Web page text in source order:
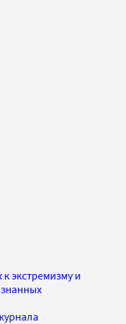
экстремизму и